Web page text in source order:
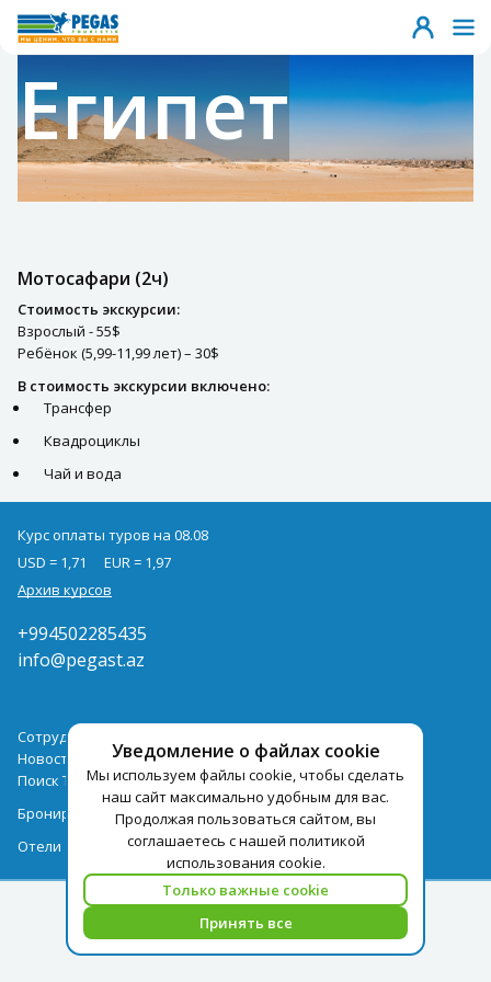
Египет
Мотосафари (2ч)
Стоимость экскурсии:
Взрослый - 55$
Ребёнок (5,99-11,99 лет) – 30$
В стоимость экскурсии включено:
Трансфер
Квадроциклы
Чай и вода
Уведомление о файлах cookie
Мы используем файлы cookie, чтобы сделать
наш сайт максимально удобным для вас.
Продолжая пользоваться сайтом, вы
соглашаетесь с нашей политикой
использования cookie.
Только важные cookie
Принять все
Курс оплаты туров на 08.08
USD = 1,71
EUR = 1,97
Архив курсов
+994502285435
info@pegast.az
Сотрудничество
Новости
Поиск Тура
Бронирование Отелей
Отели